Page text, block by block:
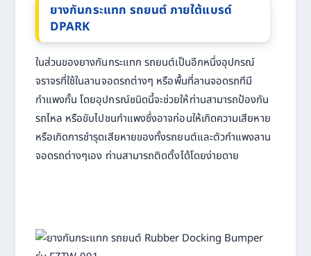
ยางกันกระแทก รถยนต์ ภายใต้แบรด์
DPARK
ในส่วนของยางกันกระแทก รถยนต์เป็นอีกหนึ่งอุปกรณ์
จราจรที่ใช้ในลานจอดรถต่างๆ หรือพื้นที่ลานจอดรถทีมี
กำแพงกั้น โดยอุปกรณ์ชนิดนี้จะช่วยให้ท่านสามารถป้องกัน
รถไหล หรือขับไปชนกำแพงซึ่งอาจก่อนให้เกิดความเสียหาย
หรือเกิดการชำรุดเสียหายของทั้งรถยนต์และตัวกำแพงลาน
จอดรถต่างๆเอง ท่านสามารถติดตั้งได้โดยง่ายดาย